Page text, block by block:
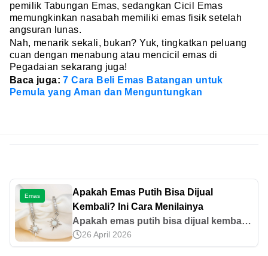
pemilik Tabungan Emas, sedangkan Cicil Emas
memungkinkan nasabah memiliki emas fisik setelah
angsuran lunas.
Nah, menarik sekali, bukan? Yuk, tingkatkan peluang
cuan dengan menabung atau mencicil emas di
Pegadaian sekarang juga!
Baca juga:7 Cara Beli Emas Batangan untuk
Pemula yang Aman dan Menguntungkan
Emas
Apakah Emas Putih Bisa Dijual
Kembali? Ini Cara Menilainya
Apakah emas putih bisa dijual kembali?
Bisa, tetapi pahami dulu cara
menghitung nilai emas putih, buyback,
26 April 2026